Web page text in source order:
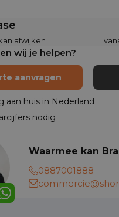
afwijken
wij je helpen?
aanvragen
aan huis in Nederland
nodig
Waarmee kan
0887001888